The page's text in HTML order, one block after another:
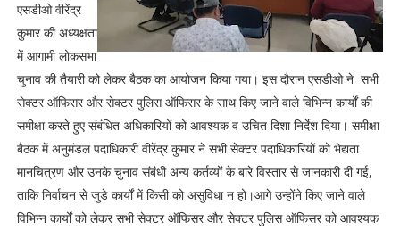
एसडीओ वीरेंद्र
कुमार की अध्यक्षता
में आगामी लोकसभा
चुनाव की तैयारी को लेकर बैठक का आयोजन किया गया। इस दौरान एसडीओ ने सभी
सेक्टर ऑफिसर और सेक्टर पुलिस ऑफिसर के साथ किए जाने वाले विभिन्न कार्यों की
समीक्षा करते हुए संबंधित अधिकारियों को आवश्यक व उचित दिशा निर्देश दिया। समीक्षा
बैठक में अनुमंडल पदाधिकारी वीरेंद्र कुमार ने सभी सेक्टर पदाधिकारियों को भेद्यता
मानचित्रण और उनके चुनाव संबंधी अन्य कर्तव्यों के बारे विस्तार से जानकारी दी गई,
ताकि निर्वाचन से जुड़े कार्यों में किसी को असुविधा न हो।आगे उन्होंने किए जाने वाले
विभिन्न कार्यों को लेकर सभी सेक्टर ऑफिसर और सेक्टर पुलिस ऑफिसर को आवश्यक